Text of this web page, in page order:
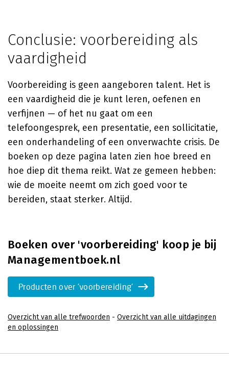
Conclusie: voorbereiding als
vaardigheid
Voorbereiding is geen aangeboren talent. Het is
een vaardigheid die je kunt leren, oefenen en
verfijnen — of het nu gaat om een
telefoongesprek, een presentatie, een sollicitatie,
een onderhandeling of een onverwachte crisis. De
boeken op deze pagina laten zien hoe breed en
hoe diep dit thema reikt. Wat ze gemeen hebben:
wie de moeite neemt om zich goed voor te
bereiden, staat sterker. Altijd.
Boeken over 'voorbereiding' koop je bij
Managementboek.nl
Producten over 'voorbereiding'
Overzicht van alle trefwoorden - Overzicht van alle uitdagingen
en oplossingen